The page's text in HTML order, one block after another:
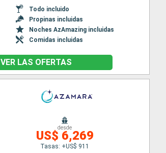
Todo incluido
Propinas incluidas
Noches AzAmazing incluidas
Comidas incluidas
VER LAS OFERTAS
desde
US$ 6,269
Tasas: +US$ 911